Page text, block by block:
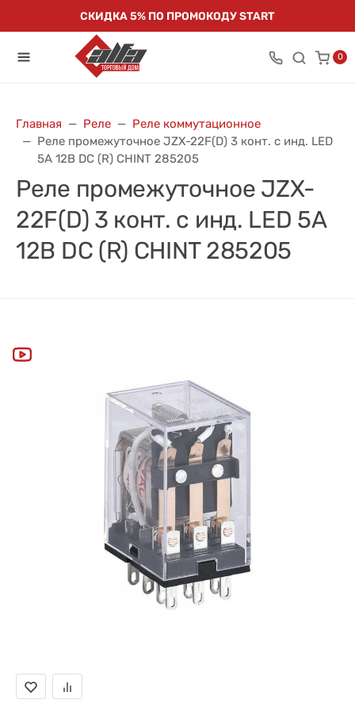
СКИДКА 5% ПО ПРОМОКОДУ START
0
Главная Реле
Реле коммутационное
Реле промежуточное JZX-22F(D) 3 конт. с инд. LED
5А 12В DC (R) CHINT 285205
Реле промежуточное JZX-
22F(D) 3 конт. с инд. LED 5А
12В DC (R) CHINT 285205